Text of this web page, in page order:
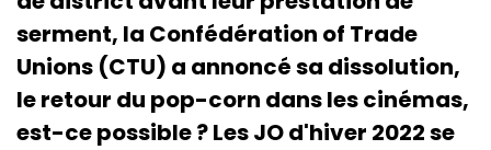
serment, la Confédération of Trade
Unions (CTU) a annoncé sa dissolution,
le retour du pop-corn dans les cinémas,
est-ce possible ? Les JO d'hiver 2022 se